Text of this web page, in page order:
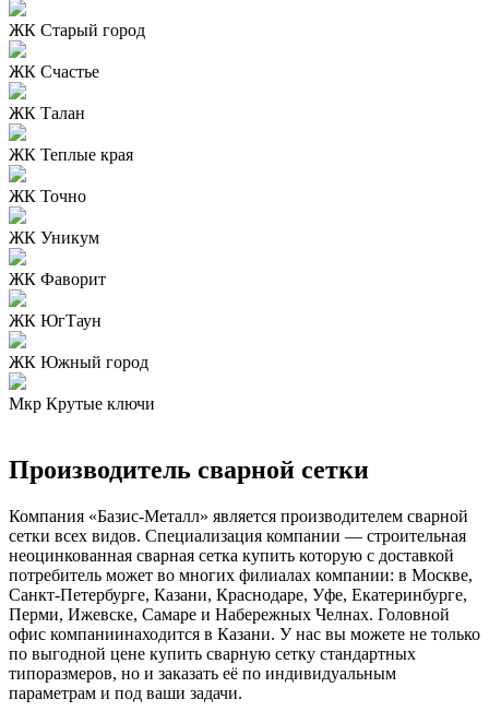
ЖК Старый город
ЖК Счастье
ЖК Талан
ЖК Теплые края
ЖК Точно
ЖК Уникум
ЖК Фаворит
ЖК ЮгТаун
ЖК Южный город
Мкр Крутые ключи
Производитель сварной сетки
Компания «Базис-Металл» является производителем сварной
сетки всех видов. Специализация компании — строительная
неоцинкованная сварная сетка купить которую с доставкой
потребитель может во многих филиалах компании: в Москве,
Санкт-Петербурге, Казани, Краснодаре, Уфе, Екатеринбурге,
Перми, Ижевске, Самаре и Набережных Челнах. Головной
офис компаниинаходится в Казани. У нас вы можете не только
по выгодной цене купить сварную сетку стандартных
типоразмеров, но и заказать её по индивидуальным
параметрам и под ваши задачи.